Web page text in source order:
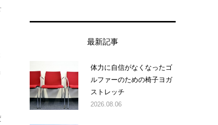
最新記事
体力に自信がなくなったゴ
ルファーのための椅子ヨガ
ストレッチ
2026.08.06